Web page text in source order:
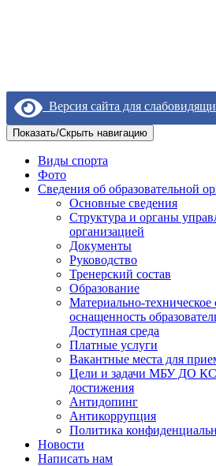
Версия сайта для
Показать/Скрыть навигацию
Виды спорта
Фото
Сведения об образовательной
Основные сведения
Структура и органы
организацией
Документы
Руководство
Тренерский состав
Образование
Материально-техническое
оснащенность
Доступная среда
Платные услуги
Вакантные места для
Цели и задачи МБУ ДО
достижения
Антидопинг
Антикоррупция
Политика
Новости
Написать нам